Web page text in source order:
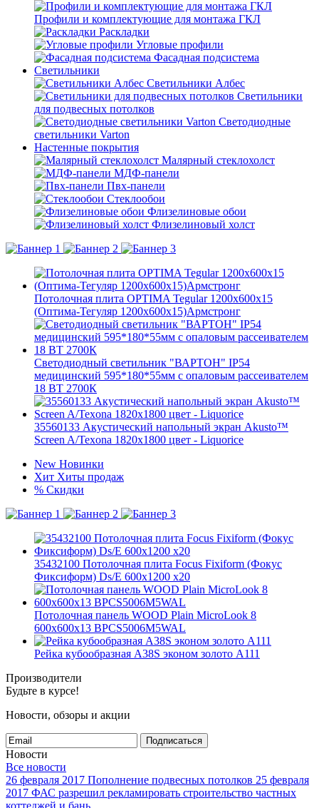
Профили и комплектующие для монтажа ГКЛ
Раскладки
Угловые профили
Фасадная подсистема
Светильники
Светильники Албес
Светильники
для подвесных потолков
Светодиодные
светильники Varton
Настенные покрытия
Малярный стеклохолст
МДФ-панели
Пвх-панели
Стеклообои
Флизелиновые обои
Флизелиновый холст
Потолочная плита OPTIMA Tegular 1200x600x15
(Оптима-Тегуляр 1200x600x15)Армстронг
Светодиодный светильник "ВАРТОН" IP54
медицинский 595*180*55мм с опаловым рассеивателем
18 ВТ 2700К
35560133 Акустический напольный экран Akusto™
Screen A/Texona 1820x1800 цвет - Liquorice
New Новинки
Хит Хиты продаж
% Скидки
35432100 Потолочная плита Focus Fixiform (Фокус
Фиксиформ) Ds/E 600x1200 x20
Потолочная панель WOOD Plain MicroLook 8
600x600x13 BPCS5006M5WAL
Рейка кубообразная A38S эконом золото А111
Производители
Будьте в курсе!
Новости, обзоры и акции
Подписаться
Новости
Все новости
26 февраля 2017 Пополнение подвесных потолков 25 февраля
2017 ФАС разрешил рекламировать строительство частных
коттеджей и бань